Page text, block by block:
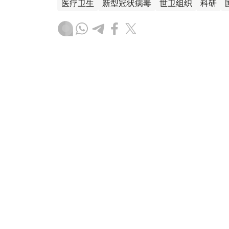
医疗卫生 新型冠状病毒 世卫组织 科研